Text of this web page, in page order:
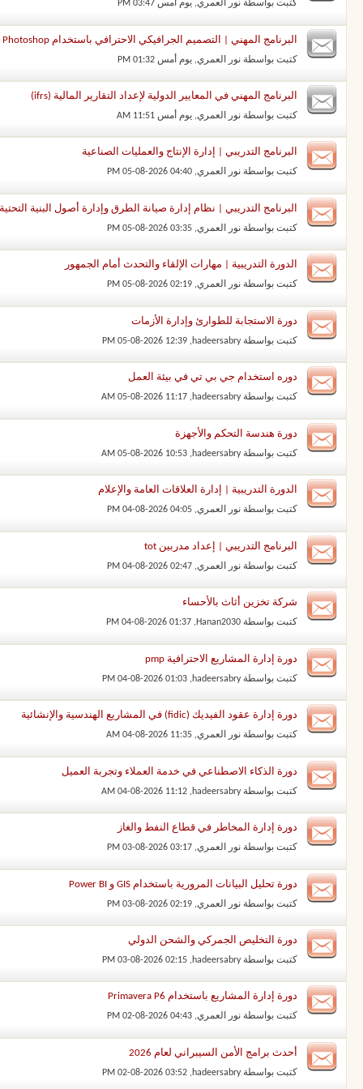
كتبت بواسطة نور العمري‏, يوم أمس 03:47 PM
البرنامج المهني | التصميم الجرافيكي الاحترافي باستخدام Adobe Photoshop وAdobe Illustrator
كتبت بواسطة نور العمري‏, يوم أمس 01:32 PM
البرنامج المهني في المعايير الدولية لإعداد التقارير المالية (ifrs)
كتبت بواسطة نور العمري‏, يوم أمس 11:51 AM
البرنامج التدريبي | إدارة الإنتاج والعمليات الصناعية
كتبت بواسطة نور العمري‏, 05-08-2026 04:40 PM
البرنامج التدريبي | نظام إدارة صيانة الطرق وإدارة أصول البنية التحتية
كتبت بواسطة نور العمري‏, 05-08-2026 03:35 PM
الدورة التدريبية | مهارات الإلقاء والتحدث أمام الجمهور
كتبت بواسطة نور العمري‏, 05-08-2026 02:19 PM
دورة الاستجابة للطوارئ وإدارة الأزمات
كتبت بواسطةhadeersabry
‏, 05-08-2026 12:39 PM
دوره استخدام جي بي تي في بيئة العمل
كتبت بواسطةhadeersabry
‏, 05-08-2026 11:17 AM
دورة هندسة التحكم والأجهزة
كتبت بواسطةhadeersabry
‏, 05-08-2026 10:53 AM
الدورة التدريبية | إدارة العلاقات العامة والإعلام
كتبت بواسطة نور العمري‏, 04-08-2026 04:05 PM
البرنامج التدريبي | إعداد مدربين tot
كتبت بواسطة نور العمري‏, 04-08-2026 02:47 PM
شركة تخزين أثاث بالأحساء
كتبت بواسطة Hanan2030
‏, 04-08-2026 01:37 PM
دورة إدارة المشاريع الاحترافية pmp
كتبت بواسطةhadeersabry
‏, 04-08-2026 01:03 PM
دورة إدارة عقود الفيديك (fidic) في المشاريع الهندسية والإنشائية
كتبت بواسطة نور العمري‏, 04-08-2026 11:35 AM
دورة الذكاء الاصطناعي في خدمة العملاء وتجربة العميل
كتبت بواسطةhadeersabry
‏, 04-08-2026 11:12 AM
دورة إدارة المخاطر في قطاع النفط والغاز
كتبت بواسطة نور العمري‏, 03-08-2026 03:17 PM
دورة تحليل البيانات المرورية باستخدام GIS و Power BI
كتبت بواسطة نور العمري‏, 03-08-2026 02:19 PM
دورة التخليص الجمركي والشحن الدولي
كتبت بواسطةhadeersabry
‏, 03-08-2026 02:15 PM
دورة إدارة المشاريع باستخدام Primavera P6
كتبت بواسطة نور العمري‏, 02-08-2026 04:43 PM
أحدث برامج الأمن السيبراني لعام 2026
كتبت بواسطةhadeersabry
‏, 02-08-2026 03:52 PM